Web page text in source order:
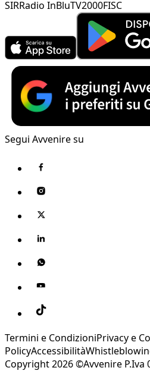
SIRRadio InBluTV2000FISC
Segui Avvenire su
Termini e CondizioniPrivacy e
PolicyAccessibilità
Copyright 2026 ©Avvenire P.Iva